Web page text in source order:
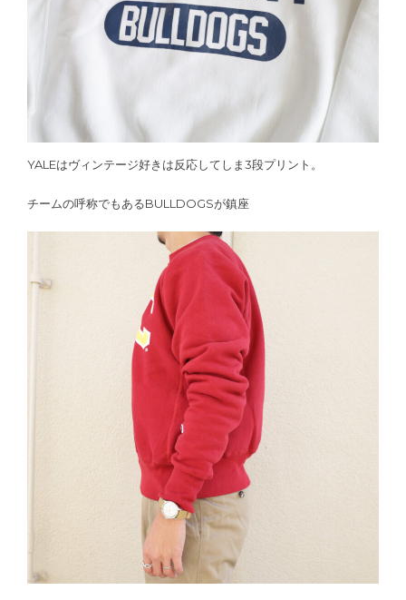
YALEはヴィンテージ好きは反応してしま3段プリント。
チームの呼称でもあるBULLDOGSが鎮座